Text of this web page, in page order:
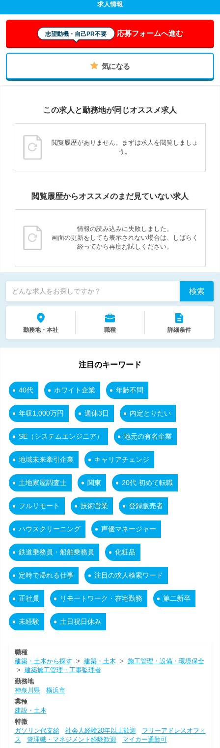
求人情報
志望動機・自己PR不要 応募フォームへ進む
気になる
この求人と勤務地が同じオススメ求人
閲覧履歴がありません。まずは求人を閲覧しましょ
う。
閲覧履歴からオススメのまだ見ていない求人
情報の読み込みに失敗しました。
画面の更新をしても表示されない場合は、しばらく
経ってから再度お試しください。
どんな求人をお探しですか？ 検索
勤務地・本社 職種 詳細条件
注目のキーワード
40代 ホワイト企業 年齢不問
年収1,000万円 週休3日 内定とりたい
SE（システムエンジニア） 地元の有名企業
地域未来牽引企業 キャリアチェンジ
土地家屋調査士 関東 20代 初めて転職
フルリモート 技術営業 登録販売者
ハウスクリーニング 声優マネージャー
鉄道乗務員・船舶乗務員 化粧品
定時で帰れる仕事 注目の求人検索ワード
正社員 リモートワーク・在宅勤務 第二新卒
未経験 土日祝日休み
職種
建築・土木から探す > 建築・土木 > 施工管理・設備・環境保全
> 建築施工管理・工事監理者
勤務地
神奈川県
横浜市
業種
建設・土木
特徴
ガソリン代支給
社会人経験20年以上歓迎
フリーアドレスオフィ
ス
管理職・マネジメント経験歓迎 マイカー通勤可